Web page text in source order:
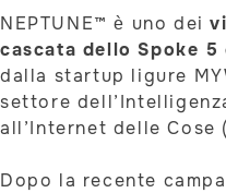
NEPTUNE™ è uno dei
cascata dello Spoke 5
dalla startup ligure
settore
all’Internet delle Cose
Dopo la recente